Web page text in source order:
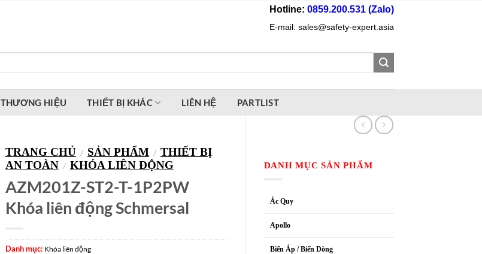
Hotline: 0859.200.531 (Zalo)
E-mail: sales@safety-expert.asia
THƯƠNG HIỆU THIẾT BỊ KHÁC LIÊN HỆ PARTLIST
DANH MỤC SẢN PHẨM
Ác Quy
Apollo
Biến Áp / Biến Dòng
TRANG CHỦ / SẢN PHẨM / THIẾT BỊ
AN TOÀN / KHÓA LIÊN ĐỘNG
AZM201Z-ST2-T-1P2PW
Khóa liên động Schmersal
Danh mục: Khóa liên động